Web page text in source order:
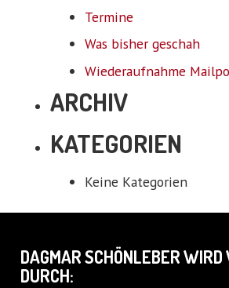
Termine
Was bisher geschah
Wiederaufnahme
ARCHIV
KATEGORIEN
Keine Kategorien
DAGMAR SCHÖNLEBER
DURCH: